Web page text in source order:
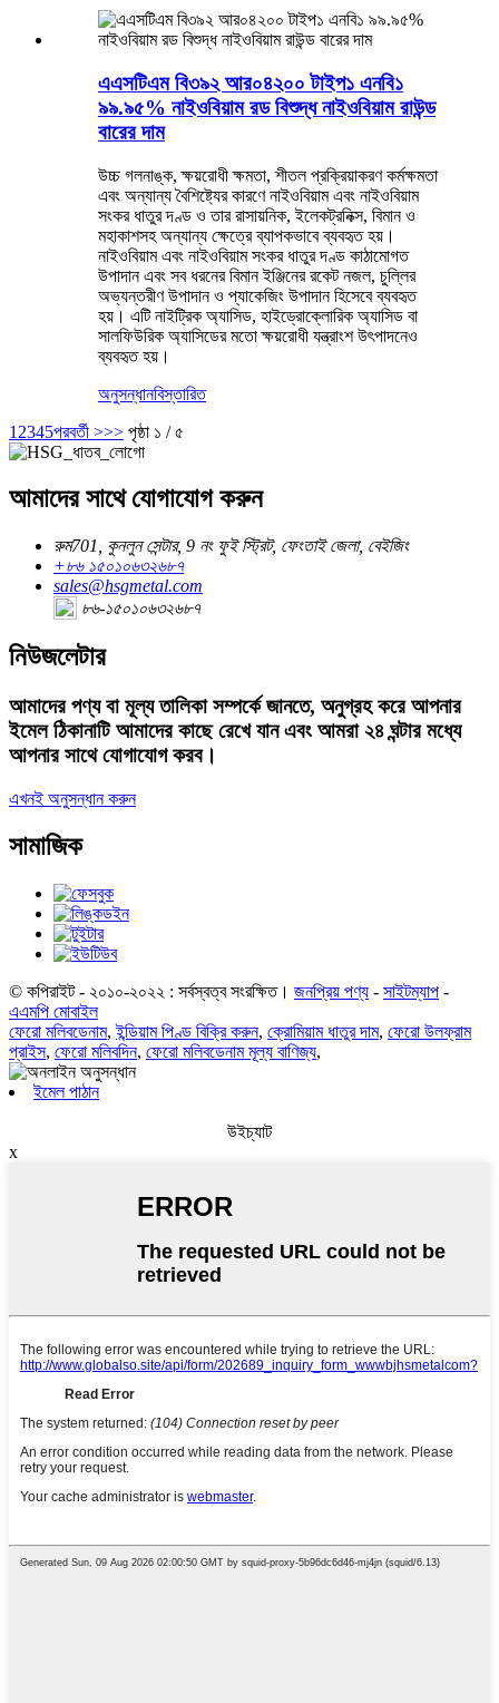
এএসটিএম বি৩৯২ আর০৪২০০ টাইপ১ এনবি১
৯৯.৯৫% নাইওবিয়াম রড বিশুদ্ধ নাইওবিয়াম রাউন্ড
বারের দাম
উচ্চ গলনাঙ্ক, ক্ষয়রোধী ক্ষমতা, শীতল প্রক্রিয়াকরণ কর্মক্ষমতা
এবং অন্যান্য বৈশিষ্ট্যের কারণে নাইওবিয়াম এবং নাইওবিয়াম
সংকর ধাতুর দণ্ড ও তার রাসায়নিক, ইলেকট্রনিক্স, বিমান ও
মহাকাশসহ অন্যান্য ক্ষেত্রে ব্যাপকভাবে ব্যবহৃত হয়।
নাইওবিয়াম এবং নাইওবিয়াম সংকর ধাতুর দণ্ড কাঠামোগত
উপাদান এবং সব ধরনের বিমান ইঞ্জিনের রকেট নজল, চুল্লির
অভ্যন্তরীণ উপাদান ও প্যাকেজিং উপাদান হিসেবে ব্যবহৃত
হয়। এটি নাইট্রিক অ্যাসিড, হাইড্রোক্লোরিক অ্যাসিড বা
সালফিউরিক অ্যাসিডের মতো ক্ষয়রোধী যন্ত্রাংশ উৎপাদনেও
ব্যবহৃত হয়।
অনুসন্ধানবিস্তারিত
1 2345পরবর্তী >>> পৃষ্ঠা ১ / ৫
আমাদের সাথে যোগাযোগ করুন
রুম701, কুনলুন সেন্টার, 9 নং ফুই স্ট্রিট, ফেংতাই জেলা, বেইজিং
+৮৬ ১৫০১০৬৩২৬৮৭
sales@hsgmetal.com
৮৬-১৫০১০৬৩২৬৮৭
নিউজলেটার
আমাদের পণ্য বা মূল্য তালিকা সম্পর্কে জানতে, অনুগ্রহ করে আপনার
ইমেল ঠিকানাটি আমাদের কাছে রেখে যান এবং আমরা ২৪ ঘন্টার মধ্যে
আপনার সাথে যোগাযোগ করব।
এখনই অনুসন্ধান করুন
সামাজিক
© কপিরাইট - ২০১০-২০২২ : সর্বস্বত্ব সংরক্ষিত। জনপ্রিয় পণ্য - সাইটম্যাপ -
এএমপি মোবাইল
ফেরো মলিবডেনাম,ইন্ডিয়াম পিণ্ড বিক্রি করুন, ক্রোমিয়াম ধাতুর দাম, ফেরো উলফ্রাম
প্রাইস, ফেরো মলিবদিন, ফেরো মলিবডেনাম মূল্য বাণিজ্য,
ইমেল পাঠান
উইচ্যাট
x